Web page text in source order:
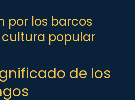
por los barcos
popular
de los